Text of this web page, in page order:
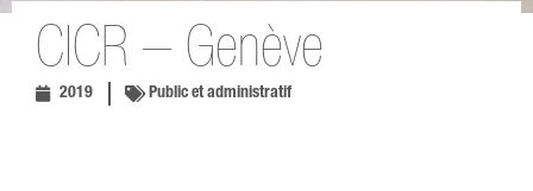
CICR – Genève
2019 Public et administratif